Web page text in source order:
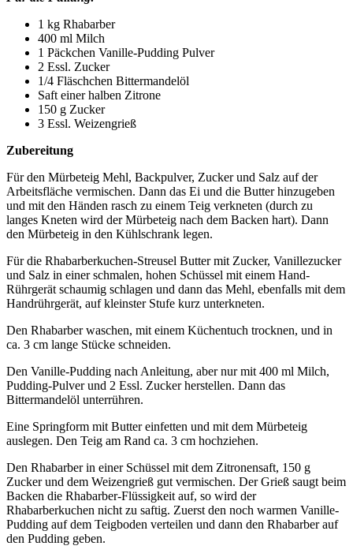
1 kg Rhabarber
400 ml Milch
1 Päckchen Vanille-Pudding Pulver
2 Essl. Zucker
1/4 Fläschchen Bittermandelöl
Saft einer halben Zitrone
150 g Zucker
3 Essl. Weizengrieß
Zubereitung
Für den Mürbeteig Mehl, Backpulver, Zucker und Salz auf der
Arbeitsfläche vermischen. Dann das Ei und die Butter hinzugeben
und mit den Händen rasch zu einem Teig verkneten (durch zu
langes Kneten wird der Mürbeteig nach dem Backen hart). Dann
den Mürbeteig in den Kühlschrank legen.
Für die Rhabarberkuchen-Streusel Butter mit Zucker, Vanillezucker
und Salz in einer schmalen, hohen Schüssel mit einem Hand-
Rührgerät schaumig schlagen und dann das Mehl, ebenfalls mit dem
Handrührgerät, auf kleinster Stufe kurz unterkneten.
Den Rhabarber waschen, mit einem Küchentuch trocknen, und in
ca. 3 cm lange Stücke schneiden.
Den Vanille-Pudding nach Anleitung, aber nur mit 400 ml Milch,
Pudding-Pulver und 2 Essl. Zucker herstellen. Dann das
Bittermandelöl unterrühren.
Eine Springform mit Butter einfetten und mit dem Mürbeteig
auslegen. Den Teig am Rand ca. 3 cm hochziehen.
Den Rhabarber in einer Schüssel mit dem Zitronensaft, 150 g
Zucker und dem Weizengrieß gut vermischen. Der Grieß saugt beim
Backen die Rhabarber-Flüssigkeit auf, so wird der
Rhabarberkuchen nicht zu saftig. Zuerst den noch warmen Vanille-
Pudding auf dem Teigboden verteilen und dann den Rhabarber auf
den Pudding geben.